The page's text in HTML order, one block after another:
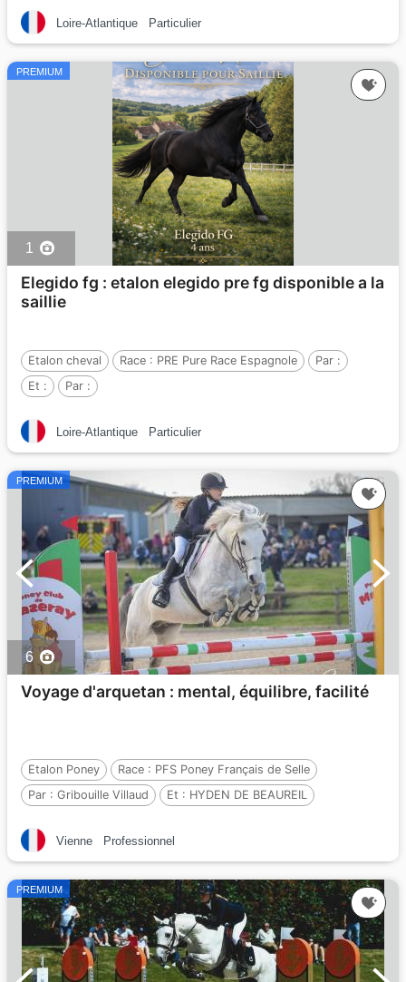
Loire-Atlantique
Particulier
PREMIUM
1
Elegido fg : etalon elegido pre fg disponible a la
saillie
Etalon cheval Race : PRE Pure Race Espagnole
Par :
Et :
Par :
Loire-Atlantique Particulier
PREMIUM
6
Voyage d'arquetan : mental, équilibre, facilité
Etalon Poney Race : PFS Poney Français de Selle
Par : Gribouille Villaud Et : HYDEN DE BEAUREIL
Vienne
Professionnel
PREMIUM